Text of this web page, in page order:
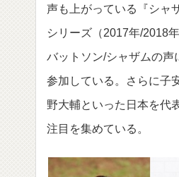
声も上がっている『シャ
シリーズ（2017年/2018
バットソン/シャザムの声
参加している。さらに子
野大輔といった日本を代
注目を集めている。